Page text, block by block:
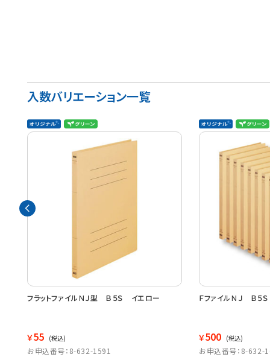
入数バリエーション一覧
フラットファイルＮＪ型 Ｂ５Ｓ イエロー
￥55 (税込)
お申込番号：8-632-1591
ＦファイルＮＪ Ｂ
￥500 (税込)
お申込番号：8-632-